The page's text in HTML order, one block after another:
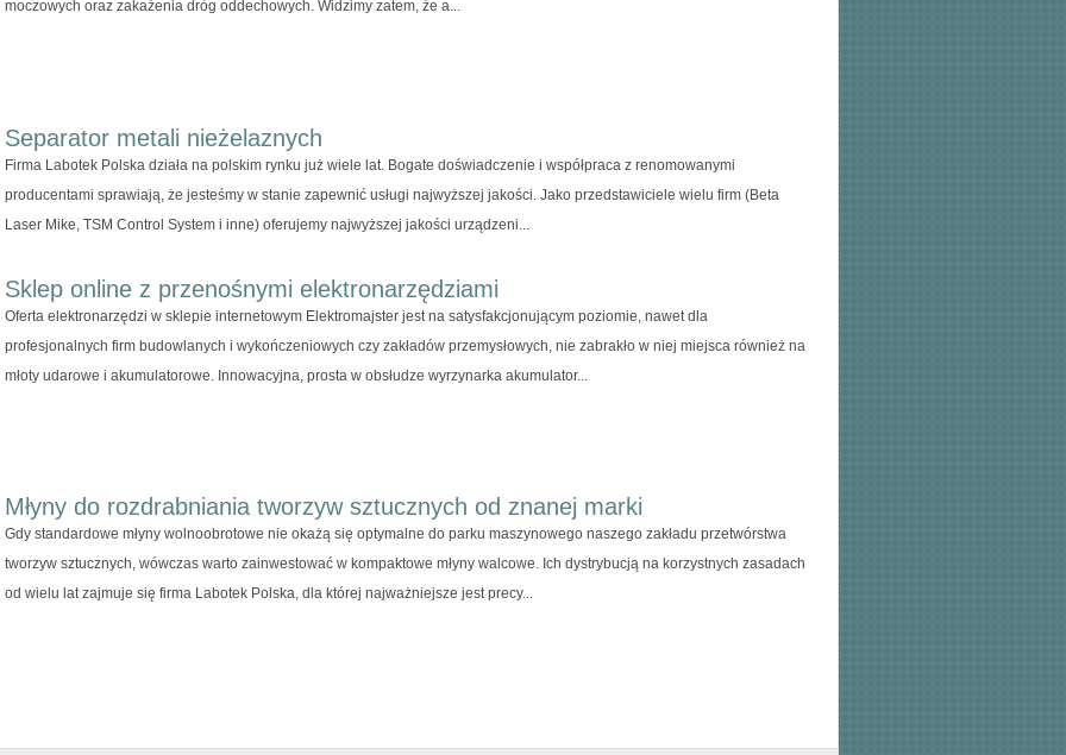
moczowych oraz zakażenia dróg oddechowych. Widzimy zatem, że a...
Separator metali nieżelaznych
Firma Labotek Polska działa na polskim rynku już wiele lat. Bogate doświadczenie i współpraca z renomowanymi
producentami sprawiają, że jesteśmy w stanie zapewnić usługi najwyższej jakości. Jako przedstawiciele wielu firm (Beta
Laser Mike, TSM Control System i inne) oferujemy najwyższej jakości urządzeni...
Sklep online z przenośnymi elektronarzędziami
Oferta elektronarzędzi w sklepie internetowym Elektromajster jest na satysfakcjonującym poziomie, nawet dla
profesjonalnych firm budowlanych i wykończeniowych czy zakładów przemysłowych, nie zabrakło w niej miejsca również na
młoty udarowe i akumulatorowe. Innowacyjna, prosta w obsłudze wyrzynarka akumulator...
Młyny do rozdrabniania tworzyw sztucznych od znanej marki
Gdy standardowe młyny wolnoobrotowe nie okażą się optymalne do parku maszynowego naszego zakładu przetwórstwa
tworzyw sztucznych, wówczas warto zainwestować w kompaktowe młyny walcowe. Ich dystrybucją na korzystnych zasadach
od wielu lat zajmuje się firma Labotek Polska, dla której najważniejsze jest precy...